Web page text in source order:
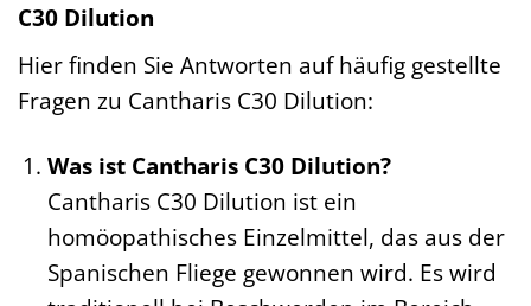
C30 Dilution
Hier finden Sie Antworten auf häufig gestellte
Fragen zu Cantharis C30 Dilution:
Was ist Cantharis C30 Dilution?
Cantharis C30 Dilution ist ein
homöopathisches Einzelmittel, das aus der
Spanischen Fliege gewonnen wird. Es wird